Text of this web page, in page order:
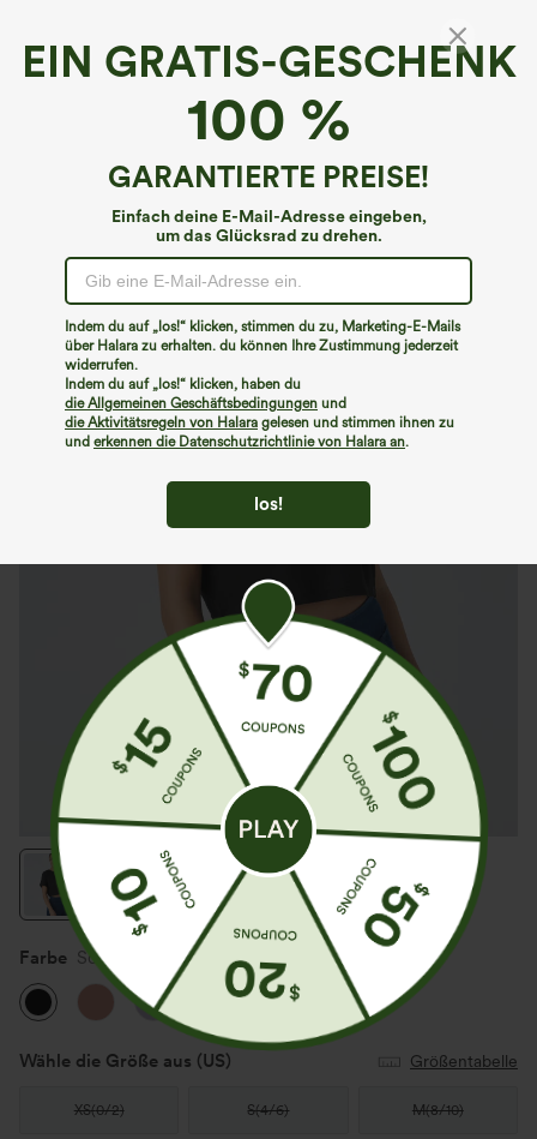
EIN GRATIS-GESCHENK
100 %
GARANTIERTE PREISE!
Einfach deine E-Mail-Adresse eingeben,
um das Glücksrad zu drehen.
Indem du auf „los!“ klicken, stimmen du zu, Marketing-E-Mails
über Halara zu erhalten. du können Ihre Zustimmung jederzeit
widerrufen.
Indem du auf „los!“ klicken, haben du
die Allgemeinen Geschäftsbedingungen und
die Aktivitätsregeln von Halara gelesen und stimmen ihnen zu
und erkennen die Datenschutzrichtlinie von Halara an.
los!
Einfarbiges, kurz geschnittenes Waffel-T-Shirt
mit Raglanärmeln, lässig
€17,95 EUR
Farbe Schwarz
Wähle die Größe aus (US) Größentabelle
XS(0/2) S(4/6) M(8/10)